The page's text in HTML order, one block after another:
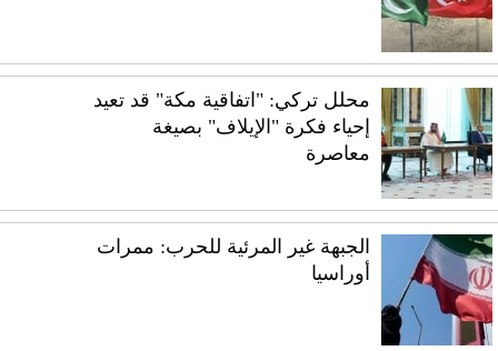
محلل تركي: "اتفاقية مكة" قد تعيد
إحياء فكرة "الإيلاف" بصيغة
معاصرة
الجبهة غير المرئية للحرب: ممرات
أوراسيا